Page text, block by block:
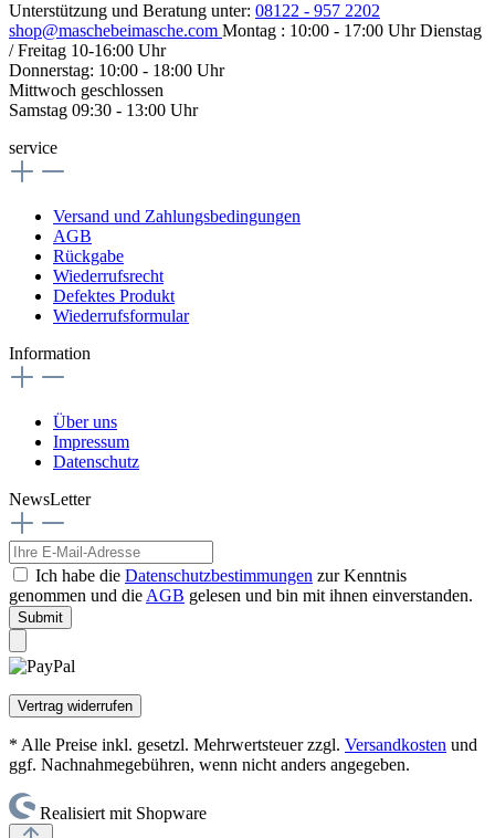
Unterstützung und Beratung unter: 08122 - 957 2202
shop@maschebeimasche.com Montag : 10:00 - 17:00 Uhr Dienstag
/ Freitag 10-16:00 Uhr
Donnerstag: 10:00 - 18:00 Uhr
Mittwoch geschlossen
Samstag 09:30 - 13:00 Uhr
service
Versand und Zahlungsbedingungen
AGB
Rückgabe
Wiederrufsrecht
Defektes Produkt
Wiederrufsformular
Information
Über uns
Impressum
Datenschutz
NewsLetter
Ich habe die Datenschutzbestimmungen zur Kenntnis
genommen und die AGB gelesen und bin mit ihnen einverstanden.
Submit
Vertrag widerrufen
* Alle Preise inkl. gesetzl. Mehrwertsteuer zzgl. Versandkosten und
ggf. Nachnahmegebühren, wenn nicht anders angegeben.
Realisiert mit Shopware